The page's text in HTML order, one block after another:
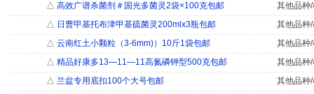
△ 高效广谱杀菌剂＃国光多菌灵2袋×100克包邮
其他品种
△ 日曹甲基托布津甲基硫菌灵200mlx3瓶包邮
其他品种
△ 云南红土小颗粒（3-6mm)）10斤1袋包邮
其他品种
△ 精品好康多13—11—11高氮磷钾型500克包邮
其他品种
△ 兰盆专用底扣100个大号包邮
其他品种